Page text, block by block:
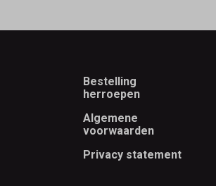
Footer
Bestelling
herroepen
Algemene
voorwaarden
Privacy statement